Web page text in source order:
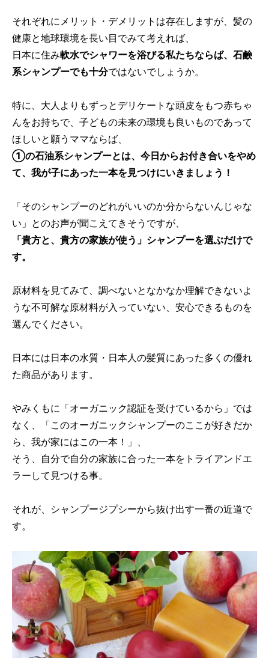
それぞれにメリット・デメリットは存在しますが、髪の
健康と地球環境を長い目でみて考えれば、
日本に住み軟水でシャワーを浴びる私たちならば、石鹸
系シャンプーでも十分ではないでしょうか。
特に、大人よりもずっとデリケートな頭皮をもつ赤ちゃ
んをお持ちで、子どもの未来の環境も良いものであって
ほしいと願うママならば、
①の石油系シャンプーとは、今日からお付き合いをやめ
て、我が子にあった一本を見つけにいきましょう！
「そのシャンプーのどれがいいのか分からないんじゃな
い」とのお声が聞こえてきそうですが、
「貴方と、貴方の家族が使う」シャンプーを選ぶだけで
す。
原材料を見てみて、調べないとなかなか理解できないよ
うな不可解な原材料が入っていない、安心できるものを
選んでください。
日本には日本の水質・日本人の髪質にあった多くの優れ
た商品があります。
やみくもに「オーガニック認証を受けているから」では
なく、「このオーガニックシャンプーのここが好きだか
ら、我が家にはこの一本！」、
そう、自分で自分の家族に合った一本をトライアンドエ
ラーして見つける事。
それが、シャンプージプシーから抜け出す一番の近道で
す。